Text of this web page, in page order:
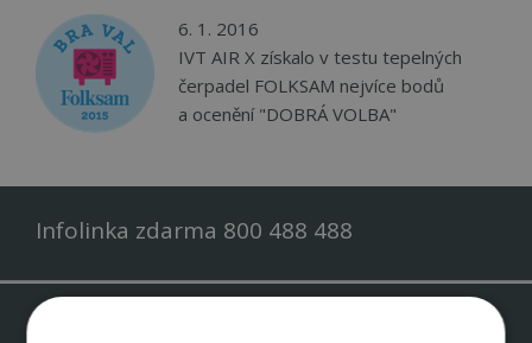
6. 1. 2016
IVT AIR X získalo v testu tepelných
čerpadel FOLKSAM nejvíce bodů
a ocenění "DOBRÁ VOLBA"
Infolinka zdarma 800 488 488